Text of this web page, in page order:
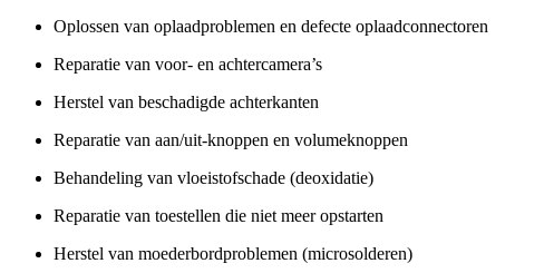
Oplossen van oplaadproblemen en defecte oplaadconnectoren
Reparatie van voor- en achtercamera’s
Herstel van beschadigde achterkanten
Reparatie van aan/uit-knoppen en volumeknoppen
Behandeling van vloeistofschade (deoxidatie)
Reparatie van toestellen die niet meer opstarten
Herstel van moederbordproblemen (microsolderen)